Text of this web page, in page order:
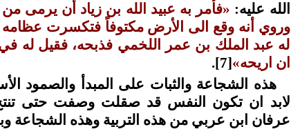
الله عليه: «فأمر به عبيد الله بن زياد أن يرمى
وروي أنه وقع الى الأرض مكتوفاً فتكسرت عظامه
له عبد الملك بن عمر اللخمي فذبحه، فقيل له
ان اريحه»
[7]
.
هذه الشجاعة والثبات على المبدأ والصمود
لابد ان تكون النفس قد صقلت وصفت حتى
عرفان ابن عربي من هذه التربية وهذه الشجاعة